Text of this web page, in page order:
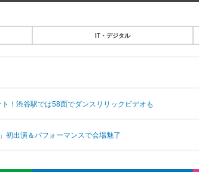
ショッピング
エンタメTOP
ライフTOP
IT・デジタル
！渋谷駅では58面でダンスリリックビデオも
初出演＆パフォーマンスで会場魅了